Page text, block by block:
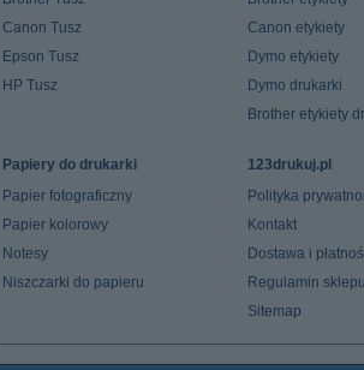
Canon Tusz
Epson Tusz
HP Tusz
Canon etykiety
Dymo etykiety
Dymo drukarki
Brother etykiety
Papiery do drukarki
Papier fotograficzny
Papier kolorowy
Notesy
Niszczarki do papieru
123drukuj.pl
Polityka
Kontakt
Dostawa i
Regulamin sklepu
Sitemap